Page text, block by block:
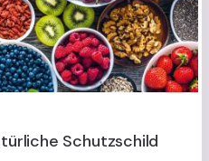
Schutzschild